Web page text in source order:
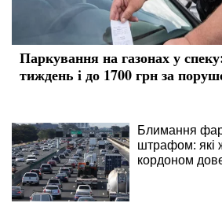
Паркування на газонах у
тиждень і до 1700 грн за
Блимання
штрафом: які
кордоном